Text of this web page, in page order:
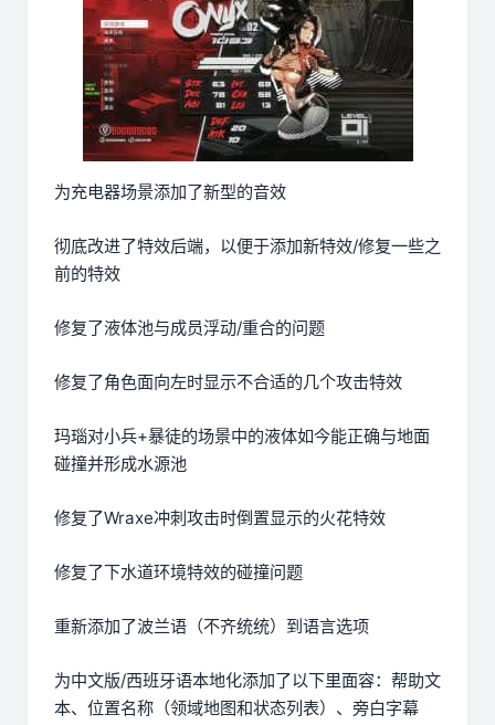
为充电器场景添加了新型的音效
彻底改进了特效后端，以便于添加新特效/修复一些之
前的特效
修复了液体池与成员浮动/重合的问题
修复了角色面向左时显示不合适的几个攻击特效
玛瑙对小兵+暴徒的场景中的液体如今能正确与地面
碰撞并形成水源池
修复了Wraxe冲刺攻击时倒置显示的火花特效
修复了下水道环境特效的碰撞问题
重新添加了波兰语（不齐统统）到语言选项
为中文版/西班牙语本地化添加了以下里面容：帮助文
本、位置名称（领域地图和状态列表）、旁白字幕